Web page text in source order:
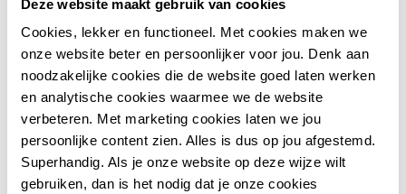
Deze website maakt gebruik van cookies
Cookies, lekker en functioneel. Met cookies maken we
onze website beter en persoonlijker voor jou. Denk aan
noodzakelijke cookies die de website goed laten werken
en analytische cookies waarmee we de website
verbeteren. Met marketing cookies laten we jou
persoonlijke content zien. Alles is dus op jou afgestemd.
Superhandig. Als je onze website op deze wijze wilt
gebruiken, dan is het nodig dat je onze cookies